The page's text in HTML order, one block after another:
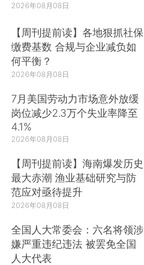
2026年08月08日
【周刊提前读】各地狠抓社保
缴费基数 合规与企业减负如
何平衡？
2026年08月08日
7月美国劳动力市场意外放缓
岗位减少2.3万个失业率降至
4.1%
2026年08月08日
【周刊提前读】海南爆发历史
最大赤潮 渔业基础研究与防
范应对亟待提升
2026年08月08日
全国人大常委会：六名将领涉
嫌严重违纪违法 被罢免全国
人大代表